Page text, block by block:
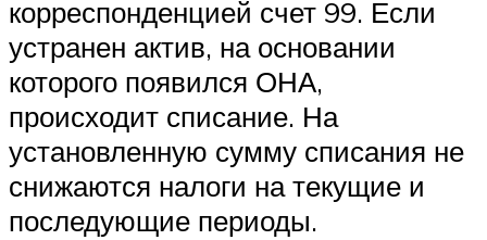
корреспонденцией счет 99. Если
устранен актив, на основании
которого появился ОНА,
происходит списание. На
установленную сумму списания не
снижаются налоги на текущие и
последующие периоды.